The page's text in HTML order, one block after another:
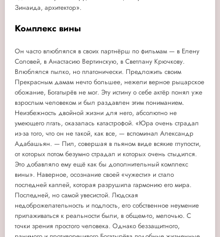
Зинаида, архитектор».
Комплекс вины
Он часто влюблялся в своих партнёрш по фильмам — в Елену
Соловей, в Анастасию Вертинскую, в Светлану Крючкову.
Влюблялся пылко, но платонически. Предложить своим
Прекрасным дамам нечто большее, нежели верное рыцарское
обожание, Богатырёв не мог. Эту истину о себе актёр понял уже
взрослым человеком и был раздавлен этим пониманием.
Неизбежность двойной жизни для него, абсолютно не
умеющего лгать, оказалась катастрофой. «Юра очень страдал
из-за того, что он не такой, как все, — вспоминал Александр
Адабашьян. — Пил, совершая в пьяном виде всякие глупости,
от которых потом безумно страдал и которых очень стыдился.
Это добавляло ему ещё как бы дополнительный комплекс
вины». Наверное, осознание своей «чужести» и стало
последней каплей, которая разрушила гармонию его мира.
Последней, но самой увесистой. Людская
недоброжелательность и подлость, его собственное неумение
прилаживаться к реальности были, в общем-то, мелочью. С
точки зрения простого человека. Однако беззащитного,